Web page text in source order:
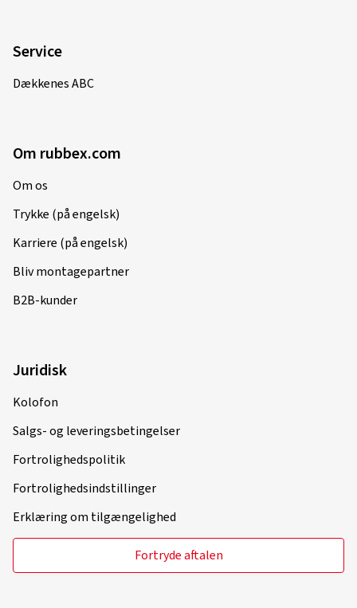
Service
Dækkenes ABC
Om rubbex.com
Om os
Trykke (på engelsk)
Karriere (på engelsk)
Bliv montagepartner
B2B-kunder
Juridisk
Kolofon
Salgs- og leveringsbetingelser
Fortrolighedspolitik
Fortrolighedsindstillinger
Erklæring om tilgængelighed
Fortryde aftalen